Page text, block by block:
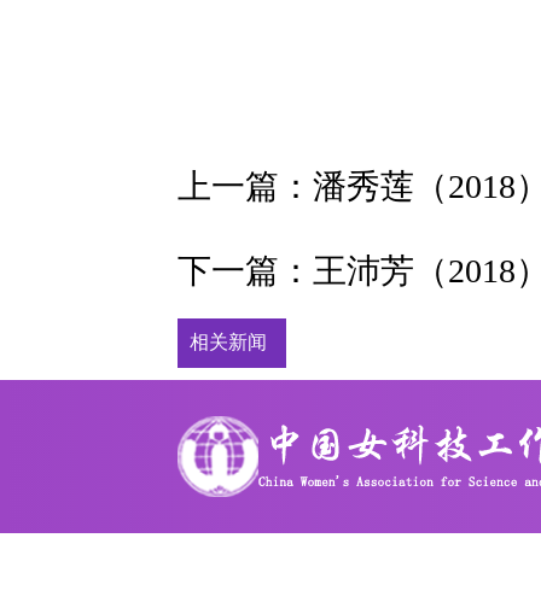
上一篇： 潘秀莲（2018
下一篇： 王沛芳（2018
相关新闻